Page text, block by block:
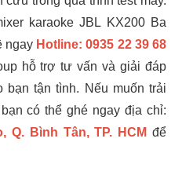
karaoke JBL KX200 Ba
ngay Hotline: 0935 22 39 68
hỗ trợ tư vấn và giải đáp
bạn tận tình. Nếu muốn trải
có thể ghé ngay địa chỉ:
Q. Bình Tân, TP. HCM để